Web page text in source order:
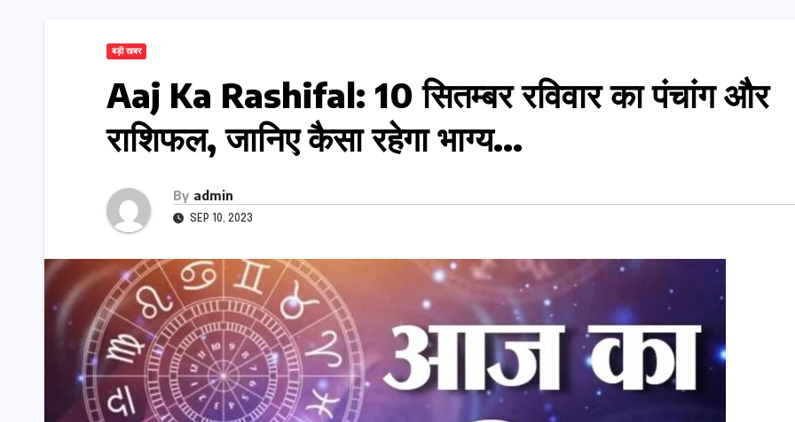
बड़ी खबर
Aaj Ka Rashifal: 10 सितम्बर रविवार का पंचांग और
राशिफल, जानिए कैसा रहेगा भाग्य…
By admin
SEP 10, 2023